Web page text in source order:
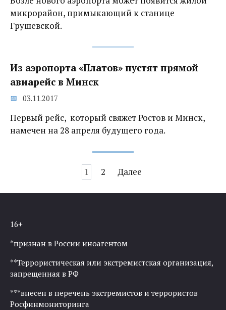
микрорайон, примыкающий к станице
Грушевской.
Из аэропорта «Платов» пустят прямой
авиарейс в Минск
03.11.2017
Первый рейс, который свяжет Ростов и Минск,
намечен на 28 апреля будущего года.
записям
1 2 Далее
16+
*признан в России иноагентом
**Террористическая или экстремистская организация,
запрещенная в РФ
***внесен в перечень экстремистов и террористов
Росфинмониторинга